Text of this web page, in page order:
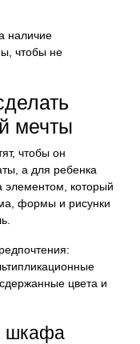
наличие
чтобы не
мечты
чтобы он
а для ребенка
элементом, который
формы и рисунки
цвета и
шкафа